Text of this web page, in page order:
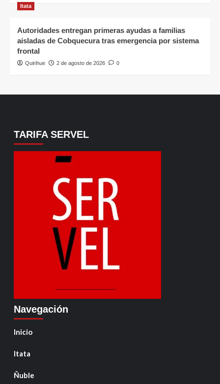
Itata
Autoridades entregan primeras ayudas a familias
aisladas de Cobquecura tras emergencia por sistema
frontal
Quirihue 2 de agosto de 2026 0
TARIFA SERVEL
Navegación
Inicio
Itata
Ñuble